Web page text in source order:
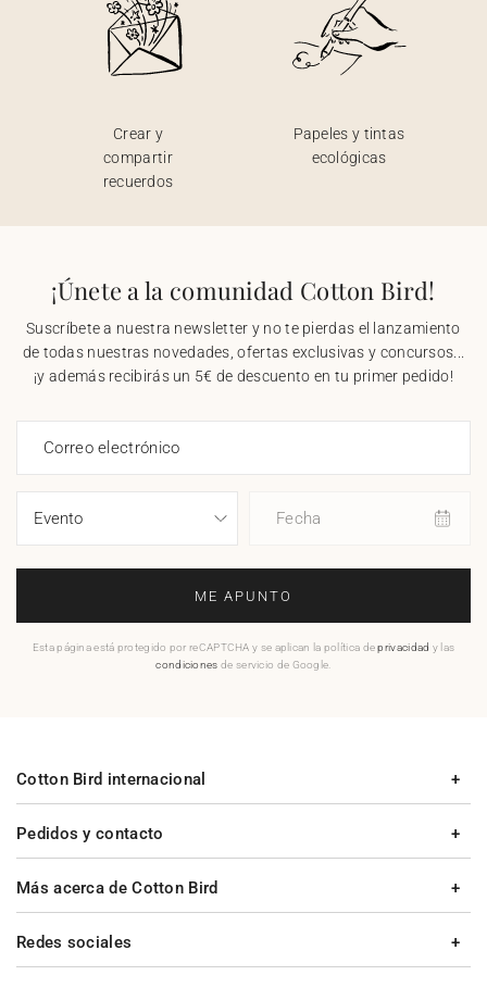
Crear y
compartir
recuerdos
Papeles y tintas
ecológicas
¡Únete a la comunidad Cotton Bird!
Suscríbete a nuestra newsletter y no te pierdas el lanzamiento
de todas nuestras novedades, ofertas exclusivas y concursos...
¡y además recibirás un 5€ de descuento en tu primer pedido!
Correo electrónico
Fecha
ME APUNTO
Esta página está protegido por reCAPTCHA y se aplican la política deprivacidad y las
condiciones de servicio de Google.
Pedidos y contacto
Más acerca de Cotton Bird
Cotton Bird internacional
Redes sociales